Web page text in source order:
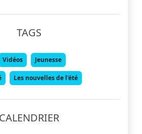
TAGS
Vidéos Jeunesse
Les nouvelles de l'été
CALENDRIER